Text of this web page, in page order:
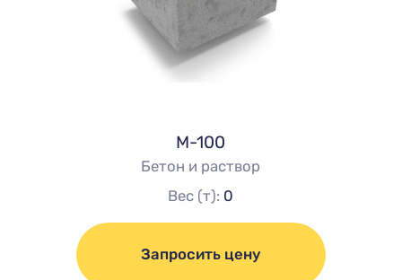
М-100
Бетон и раствор
Вес (т): 0
Запросить цену